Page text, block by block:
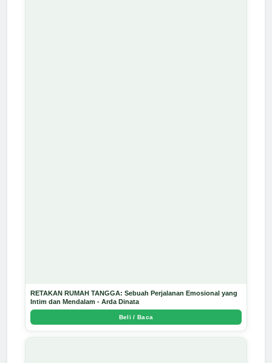
RETAKAN RUMAH TANGGA: Sebuah Perjalanan Emosional yang
Intim dan Mendalam - Arda Dinata
Beli / Baca